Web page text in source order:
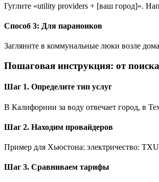
Гуглите «utility providers + [ваш город]».
Способ 3: Для параноиков
Загляните в коммунальные люки возле
Пошаговая инструкция: от
Шаг 1. Определите тип услуг
В Калифорнии за воду отвечает город, в
Шаг 2. Находим провайдеров
Пример для Хьюстона: электричество:
Шаг 3. Сравниваем тарифы